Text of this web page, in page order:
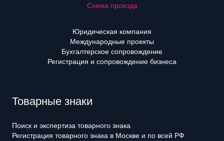
Схема проезда
Юридическая компания
Международные проекты
Бухгалтерское сопровождение
Регистрация и сопровождение бизнеса
Товарные знаки
Поиск и экспертиза товарного знака
Регистрация товарного знака в Москве и по всей РФ